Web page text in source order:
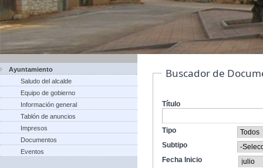
Ayuntamiento
Saludo del alcalde
Equipo de gobierno
Información general
Tablón de anuncios
Impresos
Documentos
Eventos
Buscador de
Título
Tipo
Subtipo
Fecha Inicio